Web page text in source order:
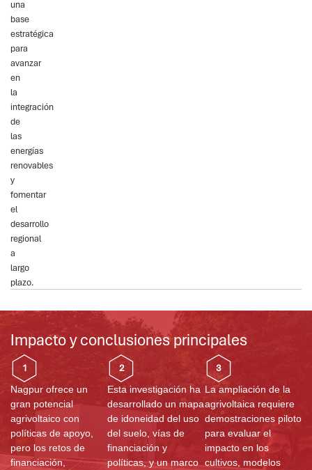
una
base
estratégica
para
avanzar
en
la
integración
de
las
energías
renovables
y
fomentar
el
desarrollo
regional
a
largo
plazo.
Impacto y conclusiones principales
1
Nagpur ofrece un
gran potencial
agrivoltaico con
políticas de apoyo,
pero los retos de
financiación,
2
Esta investigación ha
desarrollado un mapa
de idoneidad del uso
del suelo, vías de
financiación y
políticas, y un marco
3
La ampliación de la
agrivoltaica requiere
demostraciones piloto
para evaluar el
impacto en los
cultivos, modelos